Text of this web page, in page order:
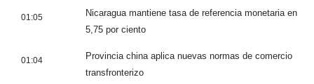
01:05
Nicaragua mantiene tasa de referencia monetaria en
5,75 por ciento
01:04
Provincia china aplica nuevas normas de comercio
transfronterizo